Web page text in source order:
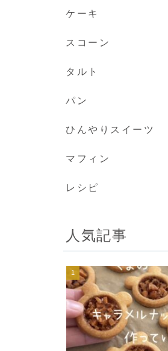
ケーキ
スコーン
タルト
パン
ひんやりスイーツ
マフィン
レシピ
人気記事